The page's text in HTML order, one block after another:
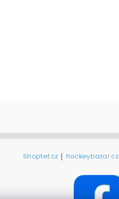
Shoptet.cz | hockeybazar.cz